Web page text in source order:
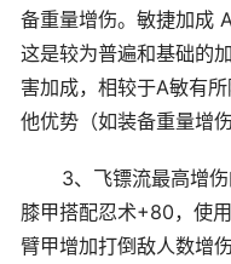
备重量增伤。敏捷加成
这是较为普遍和基础的
害加成，相较于A敏有
他优势（如装备重量增
3、飞镖流最高增
膝甲搭配忍术+80，使
臂甲增加打倒敌人数增